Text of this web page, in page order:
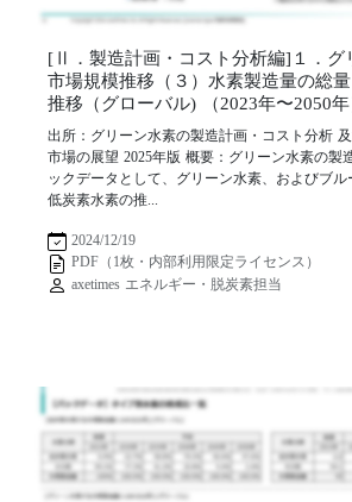
[Ⅱ．製造計画・コスト分析編]１．グ
市場規模推移（３）水素製造量の総
推移（グローバル) （2023年〜2050年
出所：グリーン水素の製造計画・コスト分析
市場の展望 2025年版 概要：グリーン水素の製
ックデータとして、グリーン水素、およびブ
低炭素水素の推...
2024/12/19
PDF（1枚・内部利用限定ライセンス）
axetimes エネルギー・脱炭素担当